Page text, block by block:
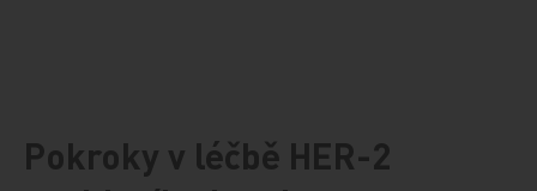
Pokroky v léčbě HER-2